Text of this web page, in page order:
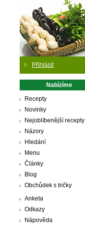
Přihlásit
Nabízíme
Recepty
Novinky
Nejoblíbenější recepty
Názory
Hledání
Menu
Články
Blog
Obchůdek s tričky
Anketa
Odkazy
Nápověda